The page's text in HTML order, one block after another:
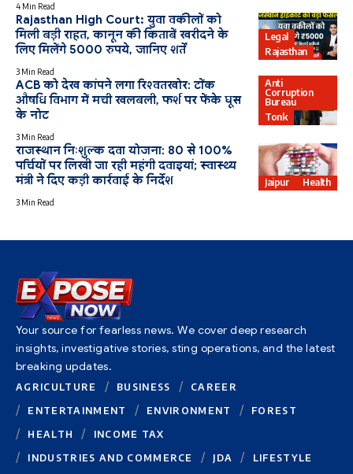
4 Min Read
Legal
Rajasthan
Rajasthan High Court: युवा वकीलों को
मिली बड़ी राहत, कानून की किताबें खरीदने के
लिए मिलेंगे 5000 रुपये, जानिए शर्तें
3 Min Read
Anti
Corruption
Bureau
Tonk
ACB को देख कांपने लगा रिश्वतखोर: टोंक
औषधि विभाग में मची खलबली, फर्श पर फेंके घूस
के नोट
3 Min Read
Jaipur Health
राजस्थान निःशुल्क दवा योजना: 80 से 100%
पर्चियों पर लिखी जा रही महंगी दवाइयां; स्वास्थ्य
मंत्री ने दिए कड़ी कार्रवाई के निर्देश
3 Min Read
Your source for fearless news. We cover deep research
insights, investigative stories, sting operations, and the latest
breaking updates.
AGRICULTURE BUSINESS
CAREER
ENTERTAINMENT
ENVIRONMENT
FOREST
HEALTH
INCOME TAX
INDUSTRIES AND COMMERCE
JDA
LIFESTYLE